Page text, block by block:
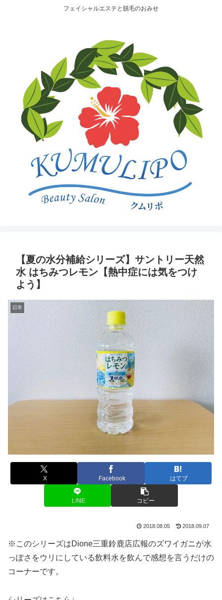
フェイシャルエステと脱毛のおみせ
【夏の水分補給シリーズ】サントリー天然
水 はちみつレモン【熱中症には気をつけ
よう】
日常
X Facebook はてブ
LINE コピー
2018.08.05 2018.09.07
※このシリーズはDione三重鈴鹿店広報のズワイガニが水
っぽさをウリにしている飲料水を飲んで感想を言うだけの
コーナーです。